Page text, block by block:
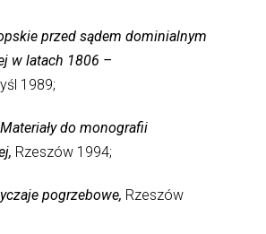
przed sądem dominialnym
w latach 1806 –
1989;
do monografii
Rzeszów 1994;
pogrzebowe, Rzeszów